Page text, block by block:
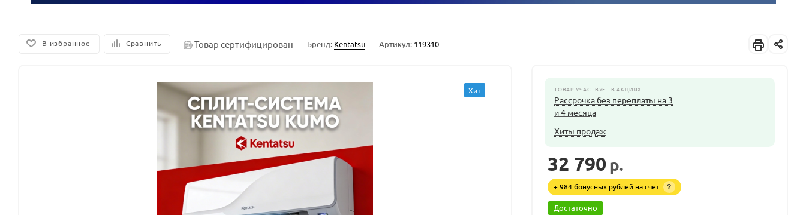
В избранное Сравнить Товар сертифицирован Бренд: Kentatsu Артикул: 119310
Хит ТОВАР УЧАСТВУЕТ В АКЦИЯХ
Рассрочка без переплаты на 3
и 4 месяца
Хиты продаж
32 790 р.
+ 984 бонусных рублей на счет ?
Достаточно